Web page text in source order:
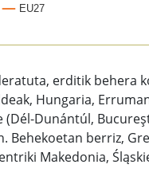
EU27
erditik behera
Hungaria,
Dunántúl,
Behekoetan berriz,
Makedonia,